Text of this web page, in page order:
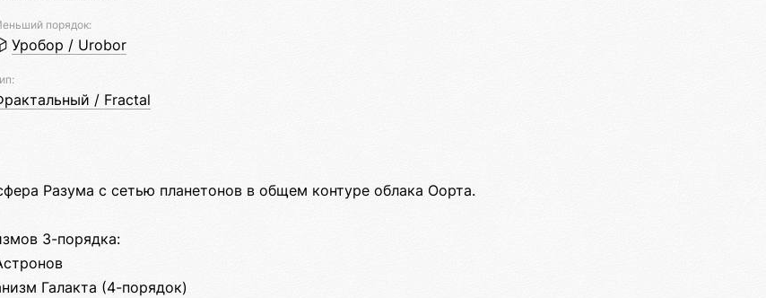
порядок:
Уробор / Urobor
/ Fractal
Разума с сетью планетонов в общем контуре облака Оорта.
3-порядка:
Галакта (4-порядок)